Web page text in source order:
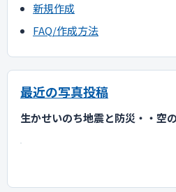
新規作成
FAQ/作成方法
最近の写真投稿
生かせいのち地震と防災・・空